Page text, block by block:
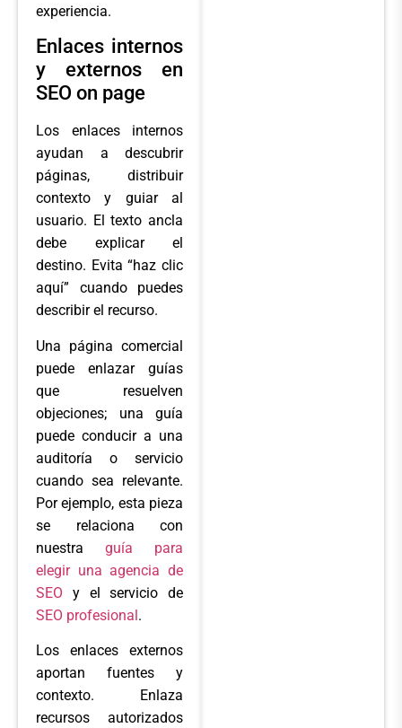
experiencia.
Enlaces internos
y externos en
SEO on page
Los enlaces internos
ayudan a descubrir
páginas, distribuir
contexto y guiar al
usuario. El texto ancla
debe explicar el
destino. Evita “haz clic
aquí” cuando puedes
describir el recurso.
Una página comercial
puede enlazar guías
que resuelven
objeciones; una guía
puede conducir a una
auditoría o servicio
cuando sea relevante.
Por ejemplo, esta pieza
se relaciona con
nuestra guía para
elegir una agencia de
SEO y el servicio de
SEO profesional.
Los enlaces externos
aportan fuentes y
contexto. Enlaza
recursos autorizados